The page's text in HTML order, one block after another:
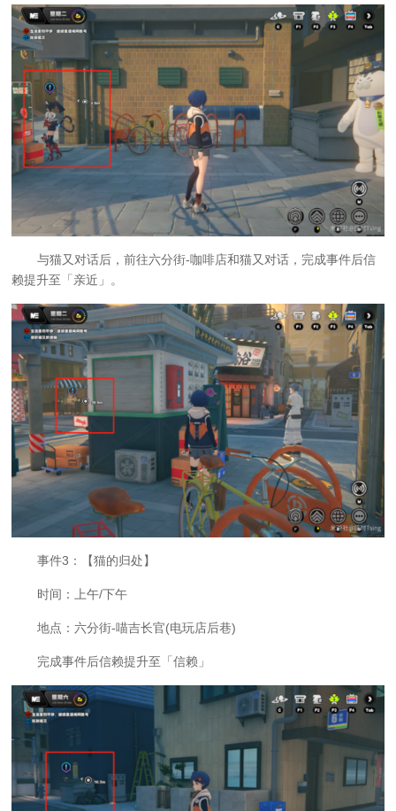
与猫又对话后，前往六分街-咖啡店和猫又对话，完成事件后信
赖提升至「亲近」。
事件3：【猫的归处】
时间：上午/下午
地点：六分街-喵吉长官(电玩店后巷)
完成事件后信赖提升至「信赖」